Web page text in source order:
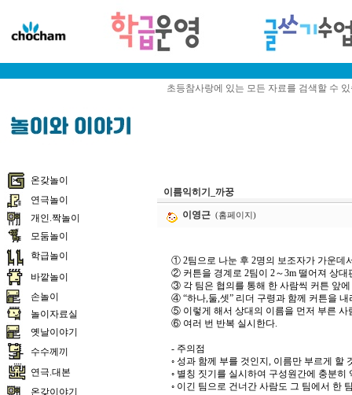
초등참사랑에 있는 모든 자료를 검색할 수
온갖놀이
연극놀이
개인.짝놀이
모둠놀이
학급놀이
바깥놀이
손놀이
놀이자료실
옛날이야기
수수께끼
연극.대본
온갖이야기
이름익히기_까꿍
이영근 (홈페이지)
① 2팀으로 나눈 후 2명의 보조자가 가운데
② 커튼을 경계로 2팀이 2～3m 떨어져 상
③ 각 팀은 협의를 통해 한 사람씩 커튼 앞
④ “하나,둘,셋” 리더 구령과 함께 커튼을
⑤ 이렇게 해서 상대의 이름을 먼저 부른 사
⑥ 여러 번 반복 실시한다.
- 주의점
◦ 성과 함께 부를 것인지, 이름만 부르게 할
◦ 별칭 짓기를 실시하여 구성원간에 충분히
◦ 이긴 팀으로 건너간 사람도 그 팀에서 한